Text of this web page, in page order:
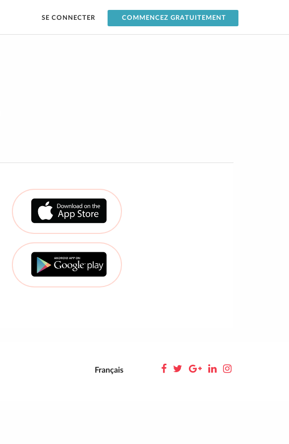
SE CONNECTER COMMENCEZ GRATUITEMENT
Français